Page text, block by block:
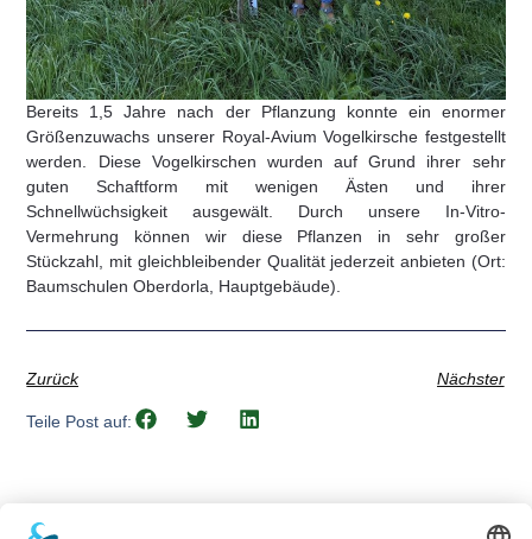
Bereits 1,5 Jahre nach der Pflanzung konnte ein enormer
Größenzuwachs unserer Royal-Avium Vogelkirsche festgestellt
werden. Diese Vogelkirschen wurden auf Grund ihrer sehr
guten Schaftform mit wenigen Ästen und ihrer
Schnellwüchsigkeit ausgewält. Durch unsere In-Vitro-
Vermehrung können wir diese Pflanzen in sehr großer
Stückzahl, mit gleichbleibender Qualität jederzeit anbieten (Ort:
Baumschulen Oberdorla, Hauptgebäude).
Zurück Nächster
Teile Post auf: